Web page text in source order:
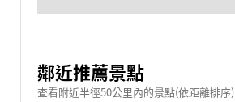
鄰近推薦景點
查看附近半徑50公里內的景點(依距離排序)